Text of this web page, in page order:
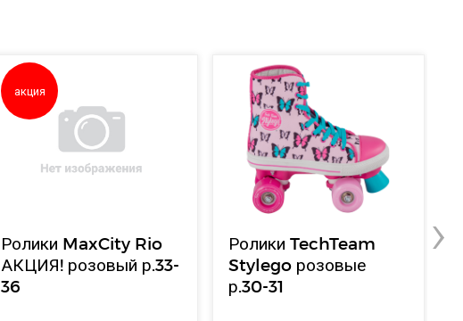
акция
Ролики MaxCity Rio
АКЦИЯ! розовый р.33-
36
Ролики TechTeam
Stylego розовые
р.30-31
›